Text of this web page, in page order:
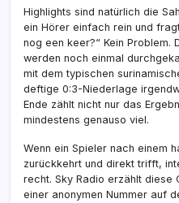
Highlights sind natürlich die
ein Hörer einfach rein und
nog een keer?“ Kein Problem.
werden noch einmal
mit dem typischen
deftige 0:3-Niederlage
Ende zählt nicht nur das
mindestens genauso viel.
Wenn ein Spieler nach einem
zurückkehrt und direkt trifft,
recht. Sky Radio erzählt diese
einer anonymen Nummer auf